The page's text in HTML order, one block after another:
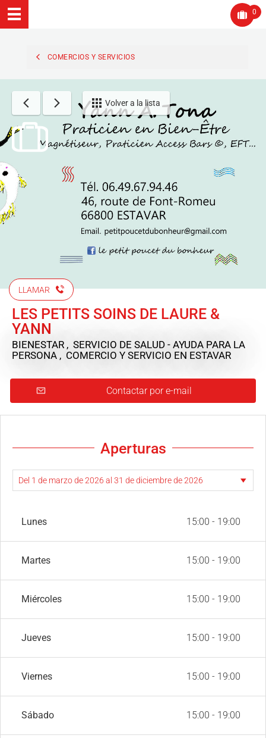
0
COMERCIOS Y SERVICIOS
Volver a la lista
LLAMAR
LES PETITS SOINS DE LAURE &
YANN
BIENESTAR , SERVICIO DE SALUD - AYUDA PARA LA
PERSONA , COMERCIO Y SERVICIO EN ESTAVAR
Contactar por e-mail
Aperturas
Lunes 15:00 - 19:00
Martes 15:00 - 19:00
Miércoles 15:00 - 19:00
Jueves 15:00 - 19:00
Viernes 15:00 - 19:00
Sábado 15:00 - 19:00